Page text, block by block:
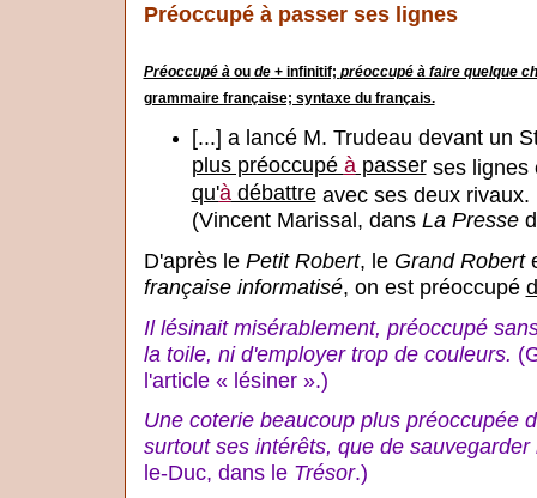
Préoccupé à passer ses lignes
Préoccupé àoude+ infinitif; préoccupé à faire quelque
grammaire française; syntaxe du français.
[...] a lancé M. Trudeau devant un
plus préoccupé àpasserses lignes
qu'àdébattreavec ses deux rivaux.
(Vincent Marissal, dans La Presse
D'après le Petit Robert, le Grand Robert
française informatisé, on est préoccupé
Il lésinait misérablement, préoccupé
la toile, ni d'employer trop de couleurs.
l'article « lésiner ».)
Une coterie beaucoup plus préoccupée
surtout ses intérêts, que de
le-Duc, dans le Trésor.)